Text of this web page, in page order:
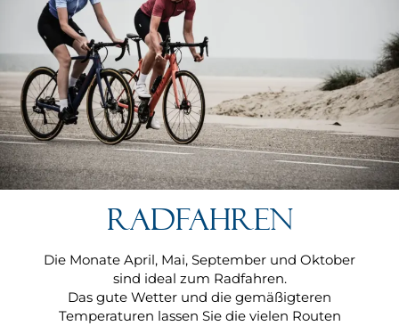
Radfahren
Die Monate April, Mai, September und Oktober
sind ideal zum Radfahren.
Das gute Wetter und die gemäßigteren
Temperaturen lassen Sie die vielen Routen